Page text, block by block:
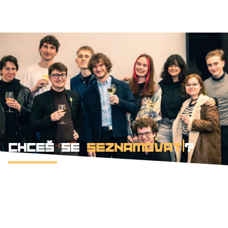
CHCEŠ SE SEZNAMOVAT ?